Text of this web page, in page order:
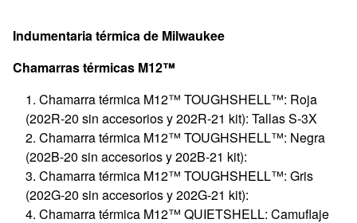
Indumentaria térmica de Milwaukee
Chamarras térmicas M12™
Chamarra térmica M12™ TOUGHSHELL™: Roja
(202R-20 sin accesorios y 202R-21 kit): Tallas S-3X
Chamarra térmica M12™ TOUGHSHELL™: Negra
(202B-20 sin accesorios y 202B-21 kit):
Chamarra térmica M12™ TOUGHSHELL™: Gris
(202G-20 sin accesorios y 202G-21 kit):
Chamarra térmica M12™ QUIETSHELL: Camuflaje